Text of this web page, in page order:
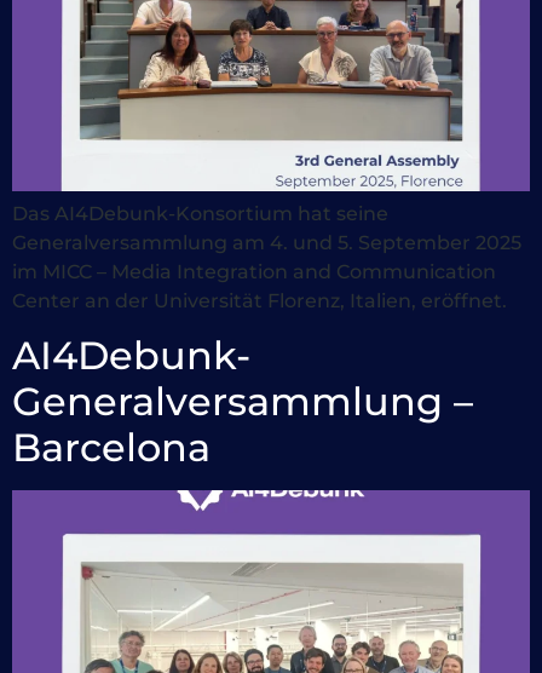
Das AI4Debunk-Konsortium hat seine
Generalversammlung am 4. und 5. September 2025
im MICC – Media Integration and Communication
Center an der Universität Florenz, Italien, eröffnet.
AI4Debunk-
Generalversammlung –
Barcelona